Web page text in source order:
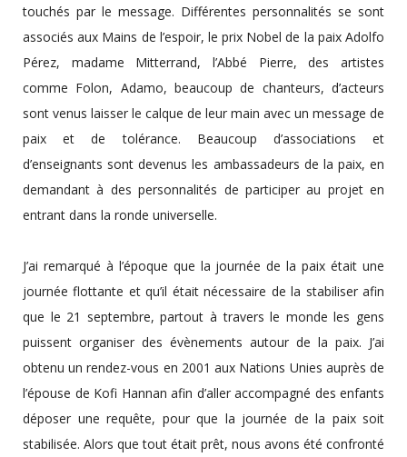
touchés par le message. Différentes personnalités se sont
associés aux Mains de l’espoir, le prix Nobel de la paix Adolfo
Pérez, madame Mitterrand, l’Abbé Pierre, des artistes
comme Folon, Adamo, beaucoup de chanteurs, d’acteurs
sont venus laisser le calque de leur main avec un message de
paix et de tolérance. Beaucoup d’associations et
d’enseignants sont devenus les ambassadeurs de la paix, en
demandant à des personnalités de participer au projet en
entrant dans la ronde universelle.
J’ai remarqué à l’époque que la journée de la paix était une
journée flottante et qu’il était nécessaire de la stabiliser afin
que le 21 septembre, partout à travers le monde les gens
puissent organiser des évènements autour de la paix. J’ai
obtenu un rendez-vous en 2001 aux Nations Unies auprès de
l’épouse de Kofi Hannan afin d’aller accompagné des enfants
déposer une requête, pour que la journée de la paix soit
stabilisée. Alors que tout était prêt, nous avons été confronté